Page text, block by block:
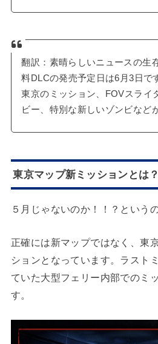
翻訳：素晴らしいニュースの生
料DLCの発売予定日は6月3日で
東京のミッション、FOVスライ
ビー、特別な新しいゾンビなど
東京マップ新ミッションとは？
５月じゃないのか！！？という
正確には新マップではなく、東
ションとなっています。ラスト
ていた大型フェリー内部でのミ
す。